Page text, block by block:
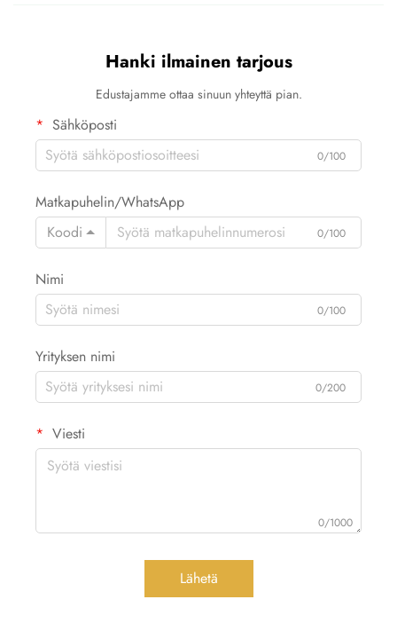
Hanki ilmainen tarjous
Edustajamme ottaa sinuun yhteyttä pian.
Sähköposti
0/100
Matkapuhelin/WhatsApp
Koodi
0/100
Nimi
0/100
Yrityksen nimi
0/200
Viesti
0/1000
Lähetä